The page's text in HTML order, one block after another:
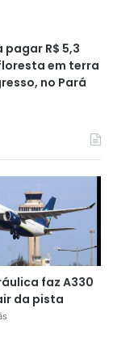
R$ 5,3
em terra
no Pará
faz A330
da pista